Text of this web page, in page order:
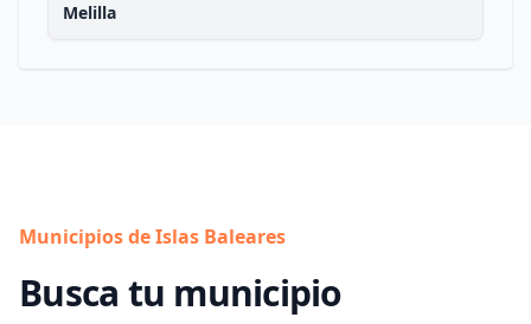
Melilla
Municipios de Islas Baleares
Busca tu municipio